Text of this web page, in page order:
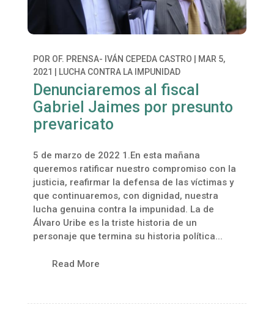
POR OF. PRENSA- IVÁN CEPEDA CASTRO
MAR 5,
2021
LUCHA CONTRA LA IMPUNIDAD
Denunciaremos al fiscal
Gabriel Jaimes por presunto
prevaricato
5 de marzo de 2022 1.En esta mañana
queremos ratificar nuestro compromiso con la
justicia, reafirmar la defensa de las víctimas y
que continuaremos, con dignidad, nuestra
lucha genuina contra la impunidad. La de
Álvaro Uribe es la triste historia de un
personaje que termina su historia política...
Read More